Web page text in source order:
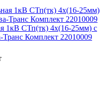
1кВ СТп(тк) 4х(16-25мм) с
Комплект 22010009